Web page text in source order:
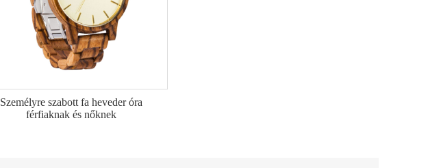
Személyre szabott fa heveder óra
férfiaknak és nőknek